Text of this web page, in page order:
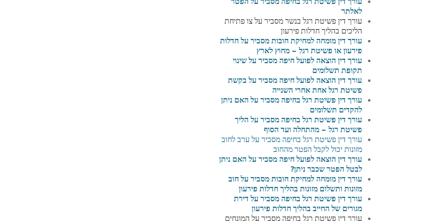
לאלתר
עורך דין פשיטת רגל בנשר מסביר על צו פתיחת
הליכים בהליך חדלות פירעון
עורך דין מומחה למחיקת חובות מסביר על חדלות
פירעון או פשיטת רגל – מחוץ לארץ
עורך דין הוצאה לפועל חיפה מסביר על שינוי
תקופת תשלומים
עורך דין הוצאה לפועל חיפה מסביר על בקשת
פשיטת רגל אחת אחרי השנייה
עורך דין פשיטת רגל בחיפה מסביר על האם ניתן
להקדים תשלומים
עורך דין פשיטת רגל בחיפה מסביר על הליך
פשיטת רגל – מהתחלה ועד הסוף
עורך דין פשיטת רגל בחיפה מסביר על ערב לחוב
מזונות יכול לקבל הפטר מהחוב
עורך דין הוצאה לפועל חיפה מסביר על האם ניתן
לבטל הפטר שכבר ניתן?
עורך דין מומחה למחיקת חובות מסביר על חוב
מזונות ותשלום מזונות בהליך חדלות פירעון
עורך דין פשיטת רגל בחיפה מסביר על דירת
מגורים של החייב בהליך חדלות פירעון
עורך דין פשיטת רגל בחיפה מסביר על המונחים